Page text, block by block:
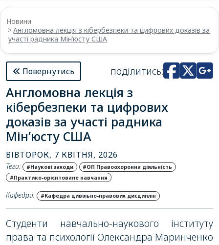
Новини
Англомовна лекція з кібербезпеки та цифрових доказів за
участі радника Мін’юсту США
Повернутись поділитись:
Англомовна лекція з
кібербезпеки та цифрових
доказів за участі радника
Мін’юсту США
ВІВТОРОК, 7 КВІТНЯ, 2026
Теги: #Наукові заходи
#ОП Правоохоронна діяльність
#Практико-орієнтоване навчання
Кафедри: #Кафедра цивільно-правових дисциплін
Студенти навчально-наукового інституту
права та психології Олександра Маринченко